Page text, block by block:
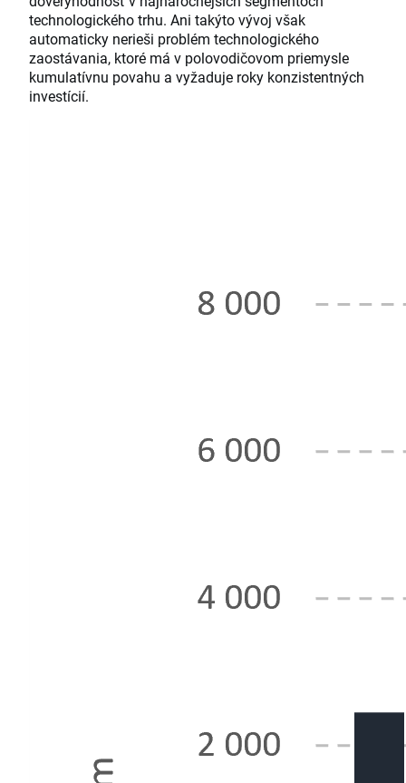
technologického trhu. Ani takýto vývoj však
automaticky nerieši problém technologického
zaostávania, ktoré má v polovodičovom priemysle
kumulatívnu povahu a vyžaduje roky konzistentných
investícií.